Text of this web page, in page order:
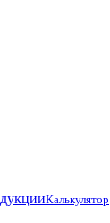
Калькулятор